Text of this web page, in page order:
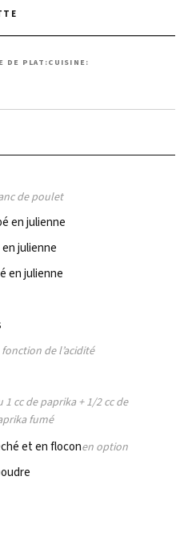
DE PLAT:CUISINE:
de poulet
en julienne
julienne
en julienne
de l’acidité
1 cc de paprika + 1/2 cc de
fumé
et en floconen option